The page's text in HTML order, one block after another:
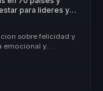
para lideres y
sobre felicidad y
emocional y